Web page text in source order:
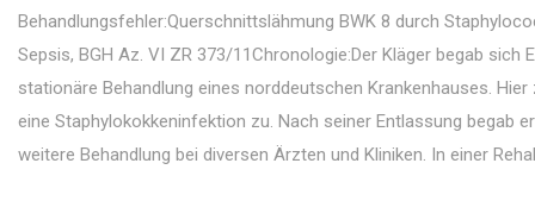
Behandlungsfehler:Querschnittslähmung BWK 8 durch
Sepsis, BGH Az. VI ZR 373/11Chronologie:Der Kläger begab sich
stationäre Behandlung eines norddeutschen Krankenhauses.
eine Staphylokokkeninfektion zu. Nach seiner Entlassung begab
weitere Behandlung bei diversen Ärzten und Kliniken. In einer